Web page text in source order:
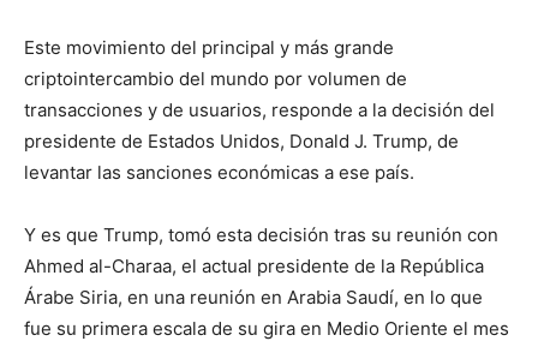
Este movimiento del principal y más grande
criptointercambio del mundo por volumen de
transacciones y de usuarios, responde a la decisión del
presidente de Estados Unidos, Donald J. Trump, de
levantar las sanciones económicas a ese país.
Y es que Trump, tomó esta decisión tras su reunión con
Ahmed al-Charaa​, el actual presidente de la República
Árabe Siria, en una reunión en Arabia Saudí, en lo que
fue su primera escala de su gira en Medio Oriente el mes